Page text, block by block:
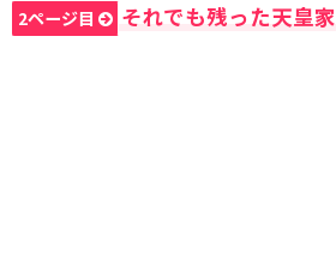
2ページ目 それでも残った天皇家